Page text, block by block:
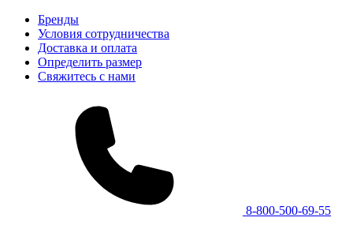
Бренды
Условия сотрудничества
Доставка и оплата
Определить размер
Свяжитесь с нами
8-800-500-69-55